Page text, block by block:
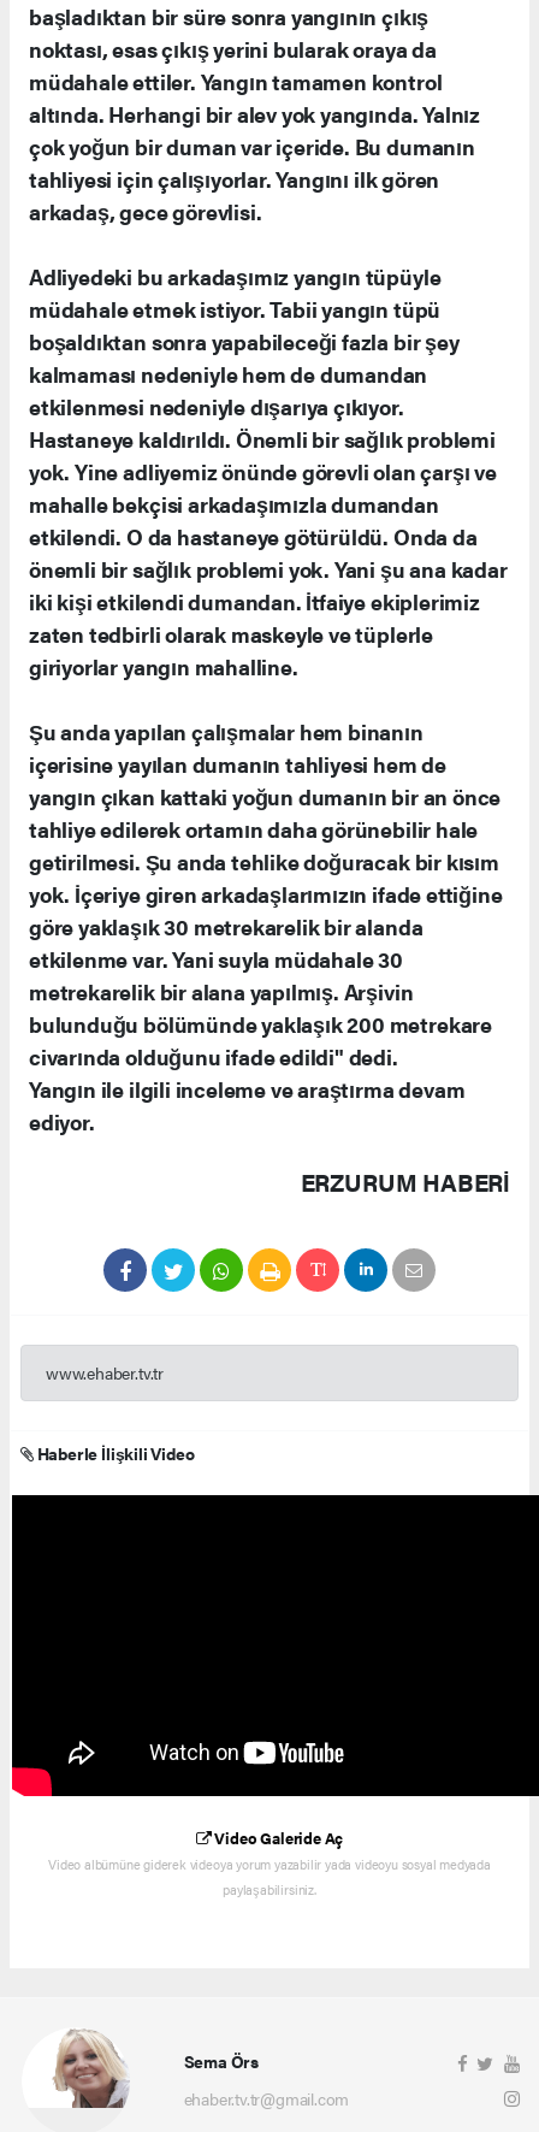
başladıktan bir süre sonra yangının çıkış
noktası, esas çıkış yerini bularak oraya da
müdahale ettiler. Yangın tamamen kontrol
altında. Herhangi bir alev yok yangında. Yalnız
çok yoğun bir duman var içeride. Bu dumanın
tahliyesi için çalışıyorlar. Yangını ilk gören
arkadaş, gece görevlisi.
Adliyedeki bu arkadaşımız yangın tüpüyle
müdahale etmek istiyor. Tabii yangın tüpü
boşaldıktan sonra yapabileceği fazla bir şey
kalmaması nedeniyle hem de dumandan
etkilenmesi nedeniyle dışarıya çıkıyor.
Hastaneye kaldırıldı. Önemli bir sağlık problemi
yok. Yine adliyemiz önünde görevli olan çarşı ve
mahalle bekçisi arkadaşımızla dumandan
etkilendi. O da hastaneye götürüldü. Onda da
önemli bir sağlık problemi yok. Yani şu ana kadar
iki kişi etkilendi dumandan. İtfaiye ekiplerimiz
zaten tedbirli olarak maskeyle ve tüplerle
giriyorlar yangın mahalline.
Şu anda yapılan çalışmalar hem binanın
içerisine yayılan dumanın tahliyesi hem de
yangın çıkan kattaki yoğun dumanın bir an önce
tahliye edilerek ortamın daha görünebilir hale
getirilmesi. Şu anda tehlike doğuracak bir kısım
yok. İçeriye giren arkadaşlarımızın ifade ettiğine
göre yaklaşık 30 metrekarelik bir alanda
etkilenme var. Yani suyla müdahale 30
metrekarelik bir alana yapılmış. Arşivin
bulunduğu bölümünde yaklaşık 200 metrekare
civarında olduğunu ifade edildi" dedi.
Yangın ile ilgili inceleme ve araştırma devam
ediyor.
ERZURUM HABERİ
www.ehaber.tv.tr
Haberle İlişkili Video
Video Galeride Aç
Video albümüne giderek videoya yorum yazabilir yada videoyu sosyal medyada
paylaşabilirsiniz.
Sema Örs
ehaber.tv.tr@gmail.com